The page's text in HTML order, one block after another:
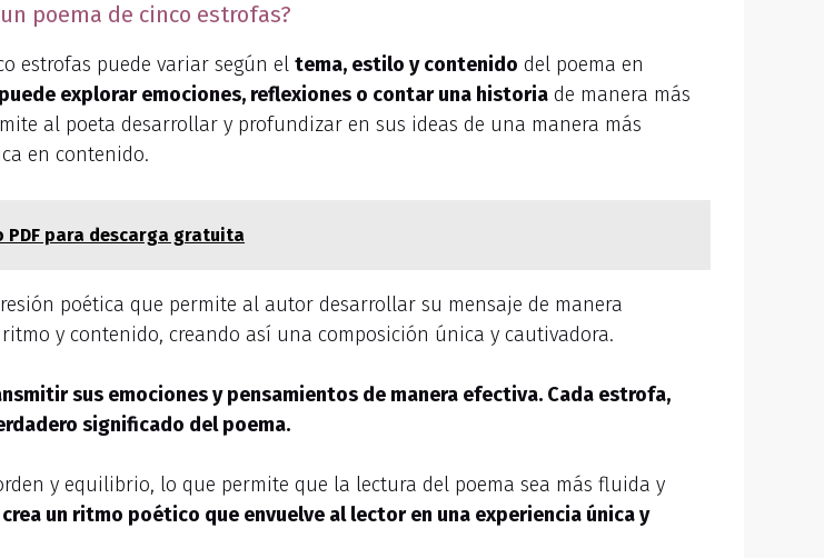
poema de cinco estrofas?
estrofas puede variar según el tema, estilo y contenido del poema en
puede explorar emociones, reflexiones o contar una historia de manera más
al poeta desarrollar y profundizar en sus ideas de una manera más
en contenido.
PDF para descarga gratuita
poética que permite al autor desarrollar su mensaje de manera
y contenido, creando así una composición única y cautivadora.
sus emociones y pensamientos de manera efectiva. Cada estrofa,
significado del poema.
y equilibrio, lo que permite que la lectura del poema sea más fluida y
un ritmo poético que envuelve al lector en una experiencia única y